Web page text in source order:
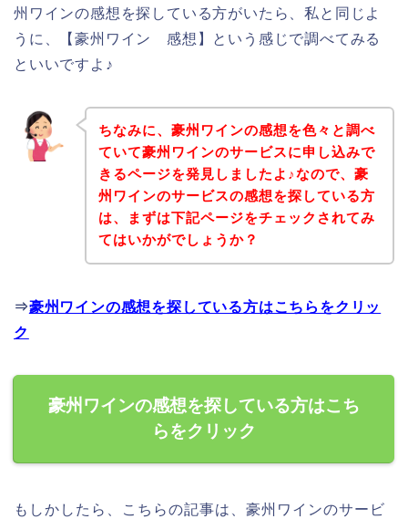
州ワインの感想を探している方がいたら、私と同じよ
うに、【豪州ワイン 感想】という感じで調べてみる
といいですよ♪
ちなみに、豪州ワインの感想を色々と調べ
ていて豪州ワインのサービスに申し込みで
きるページを発見しましたよ♪なので、豪
州ワインのサービスの感想を探している方
は、まずは下記ページをチェックされてみ
てはいかがでしょうか？
⇒豪州ワインの感想を探している方はこちらをクリッ
ク
豪州ワインの感想を探している方はこち
らをクリック
もしかしたら、こちらの記事は、豪州ワインのサービ